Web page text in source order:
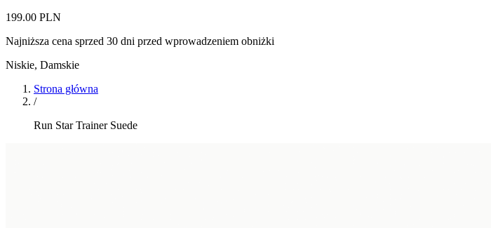
199.00 PLN
Najniższa cena sprzed 30 dni przed wprowadzeniem obniżki
Niskie, Damskie
Strona główna
/
Run Star Trainer Suede